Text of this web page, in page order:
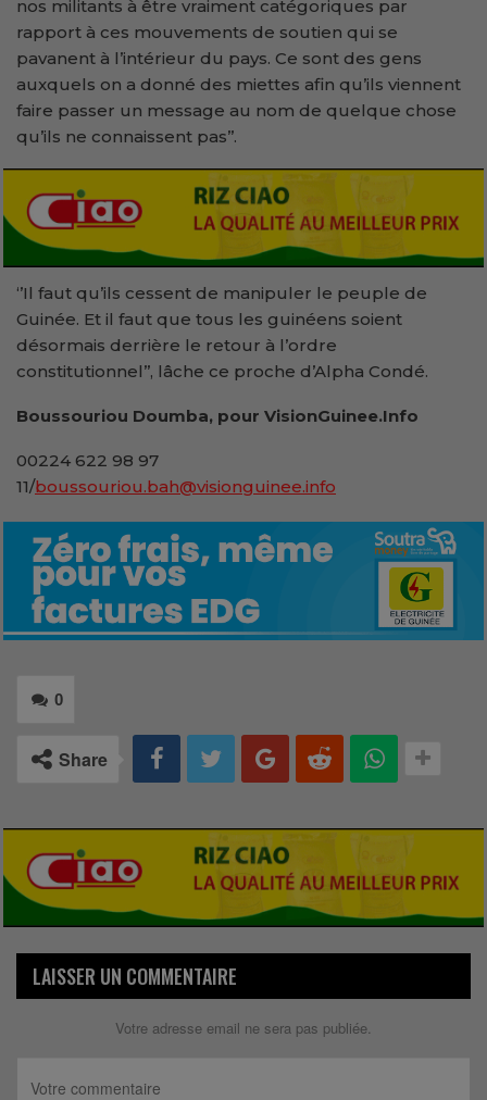
nos militants à être vraiment catégoriques par
rapport à ces mouvements de soutien qui se
pavanent à l’intérieur du pays. Ce sont des gens
auxquels on a donné des miettes afin qu’ils viennent
faire passer un message au nom de quelque chose
qu’ils ne connaissent pas’’.
‘’Il faut qu’ils cessent de manipuler le peuple de
Guinée. Et il faut que tous les guinéens soient
désormais derrière le retour à l’ordre
constitutionnel’’, lâche ce proche d’Alpha Condé.
Boussouriou Doumba, pour VisionGuinee.Info
00224 622 98 97
11/boussouriou.bah@visionguinee.info
0
Share
LAISSER UN COMMENTAIRE
Votre adresse email ne sera pas publiée.